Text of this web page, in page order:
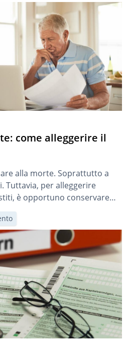
come alleggerire il
alla morte. Soprattutto a
Tuttavia, per alleggerire
è opportuno conservare
accessibili e prendere